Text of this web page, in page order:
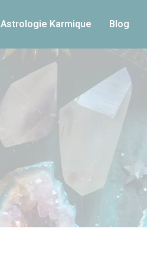
Astrologie Karmique Blog